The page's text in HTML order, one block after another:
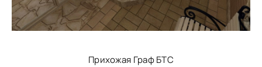
Прихожая Граф БТС